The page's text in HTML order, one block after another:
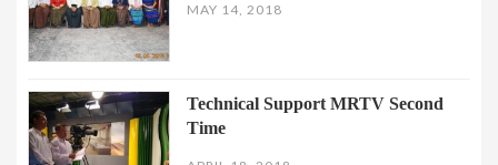
MAY 14, 2018
Technical Support MRTV Second
Time